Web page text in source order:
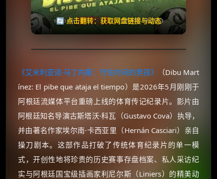
🔄 点击翻转：获取网盘链接与动态
失效请反馈
🧧️
天天领红包
《艾米利亚诺·马丁内斯：守住时间的男孩》
（Dibu Mart
ínez: El pibe que ataja el tiempo）是2026年5月刚刚于
阿根廷流媒体平台重磅上线的体育传记纪录片。影片由
阿根廷知名导演古斯塔沃·科瓦（Gustavo Cova）执导，
并由著名作家埃尔南·卡西亚里（Hernán Casciari）亲自
操刀剧本。这部作品打破了传统体育纪录片的单一模
式，开创性地将珍贵的历史赛事存盘档案、私人采访纪
实与阿根廷国宝级插画家利尼尔斯（Liniers）的精美动